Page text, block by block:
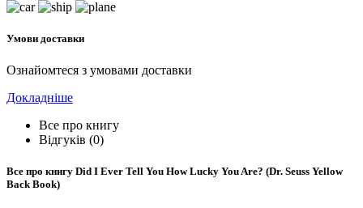
Умови доставки
Ознайомтеся з умовами доставки
Докладніше
Все про книгу
Відгуків (0)
Все про книгу Did I Ever Tell You How Lucky You Are? (Dr. Seuss Yellow
Back Book)